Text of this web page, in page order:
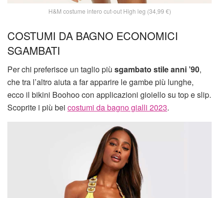
H&M costume intero cut-out High leg (34,99 €)
COSTUMI DA BAGNO ECONOMICI
SGAMBATI
Per chi preferisce un taglio più sgambato stile anni ’90,
che tra l’altro aiuta a far apparire le gambe più lunghe,
ecco il bikini Boohoo con applicazioni gioiello su top e slip.
Scoprite i più bei costumi da bagno gialli 2023.